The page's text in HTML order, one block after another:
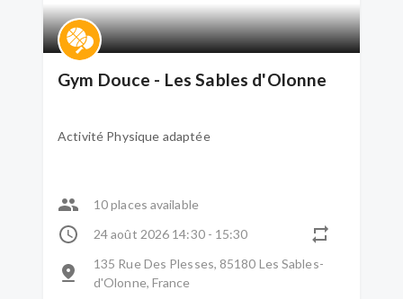
Gym Douce - Les Sables d'Olonne
Activité Physique adaptée
10 places available
24 août 2026 14:30 - 15:30
135 Rue Des Plesses, 85180 Les Sables-
d'Olonne, France